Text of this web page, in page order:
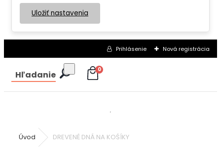
Uložiť nastavenia
Prihlásenie Nová registrácia
Hľadanie 0
Úvod DREVENÉ DNÁ NA KOŚÍKY